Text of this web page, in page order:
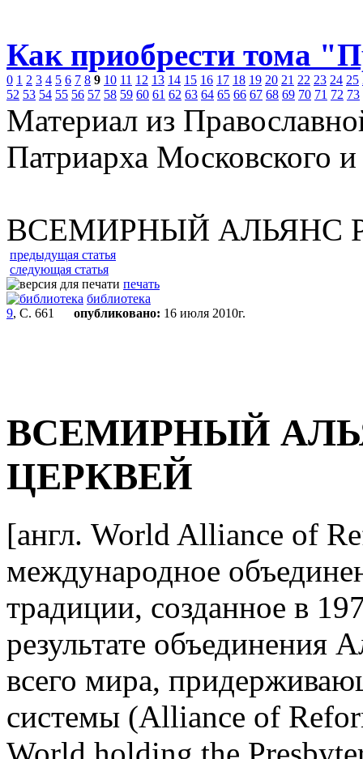
Как приобрести тома
0 1 2 3 4 5 6 7 8 9 10 11 12 13 14 15 16 17 18 19 20 21 22 23 24 25
52 53 54 55 56 57 58 59 60 61 62 63 64 65 66 67 68 69 70 71 72 73
Материал из
Патриарха Московского
ВСЕМИРНЫЙ АЛЬЯНС
предыдущая статья
следующая статья
печать
библиотека
9, С. 661 опубликовано: 16 июля 2010г.
ВСЕМИРНЫЙ
ЦЕРКВЕЙ
[англ. World Alliance of
международное
традиции, созданное в
результате объединения
всего мира,
системы (Alliance of